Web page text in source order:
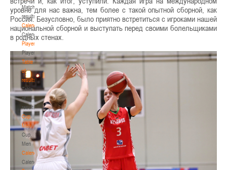
Match
results
Calendar
Calendar
Players
Players
Table
of
results
Table
of
results
Cup.
Men
Cup.
Men
Calendar
Calendar
уровне для нас важна, тем более с такой опытной сборной, как
Россия. Безусловно, было приятно встретиться с игроками нашей
национальной сборной и выступать перед своими болельщиками
в родных стенах.